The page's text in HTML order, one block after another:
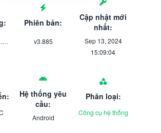
org.freevpn.vpn.subs
Phiên bản:
v3.885
Cập nhật mới
nhất:
Sep 13, 2024
15:09:04
Hệ thống yêu
cầu:
Android
Phân loại:
Công cụ hệ thống